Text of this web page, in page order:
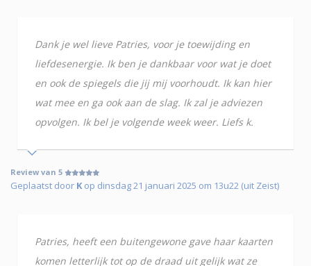
Dank je wel lieve Patries, voor je toewijding en
liefdesenergie. Ik ben je dankbaar voor wat je doet
en ook de spiegels die jij mij voorhoudt. Ik kan hier
wat mee en ga ook aan de slag. Ik zal je adviezen
opvolgen. Ik bel je volgende week weer. Liefs k.
Review van 5
Geplaatst door K op dinsdag 21 januari 2025 om 13u22 (uit Zeist)
Patries, heeft een buitengewone gave haar kaarten
komen letterlijk tot op de draad uit gelijk wat ze